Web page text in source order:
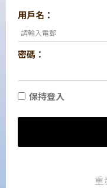
用戶名：
密碼：
保持登入
重